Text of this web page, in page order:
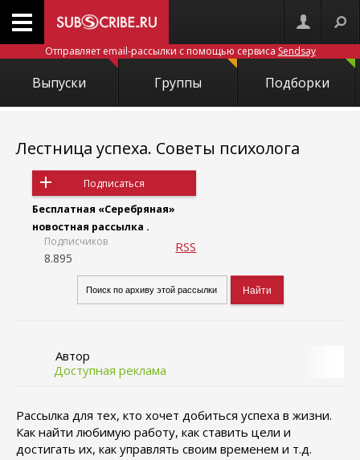
Отправляет email-рассылки с помощью сервиса Sendsay
Выпуски Группы Подборки
Лестница успеха. Советы психолога
Подписаться
Бесплатная «Серебряная»
новостная рассылка .
Подписчиков
8.895
RSS
Автор
Доступная реклама
Рассылка для тех, кто хочет добиться успеха в жизни.
Как найти любимую работу, как ставить цели и
достигать их, как управлять своим временем и т.д.